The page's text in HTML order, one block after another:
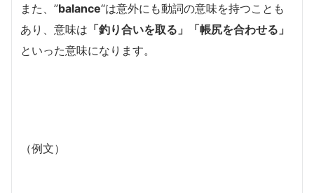
また、”balance“は意外にも動詞の意味を持つことも
あり、意味は 「釣り合いを取る」「帳尻を合わせる」
といった意味になります。
（例文）